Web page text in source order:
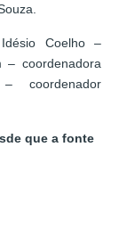
Coelho –
– coordenadora
coordenador
que a fonte